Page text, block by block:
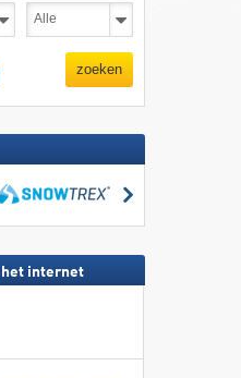
zoeken
zoeken
het internet